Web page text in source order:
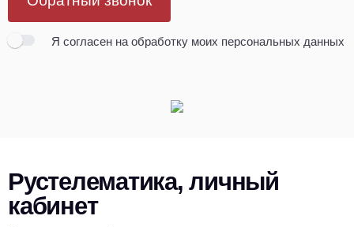
Я согласен на обработку моих персональных данных
Рустелематика, личный
кабинет